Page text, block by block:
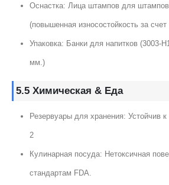
Оснастка: Лица штампов для
(повышенная износостойкость за счет
Упаковка: Банки для напитков (3003-
мм.)
5.5 Химическая & Еда
Резервуары для хранения: Устойчив
2
Кулинарная посуда: Нетоксичная
стандартам FDA.